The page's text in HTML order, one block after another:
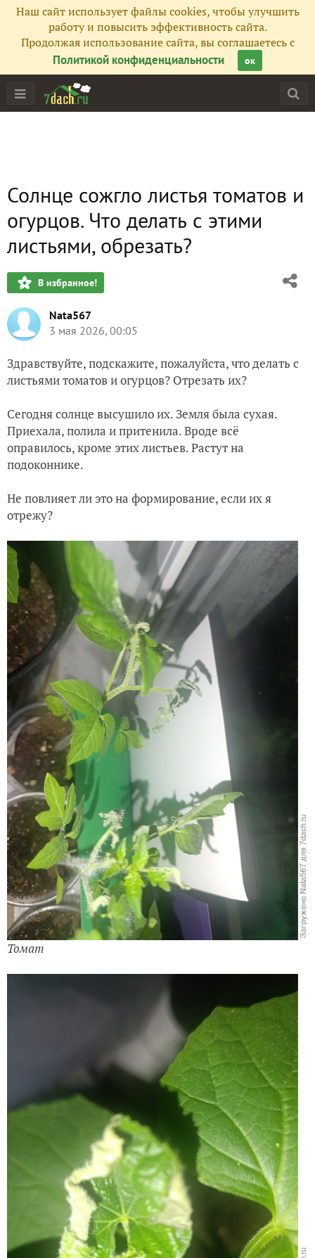
Наш сайт использует файлы cookies, чтобы улучшить
работу и повысить эффективность сайта.
Продолжая использование сайта, вы соглашаетесь с
Политикой конфиденциальности
ок
Солнце сожгло листья томатов и
огурцов. Что делать с этими
листьями, обрезать?
В избранное!
Nata567
3 мая 2026, 00:05
Здравствуйте, подскажите, пожалуйста, что делать с
листьями томатов и огурцов? Отрезать их?
Сегодня солнце высушило их. Земля была сухая.
Приехала, полила и притенила. Вроде всё
оправилось, кроме этих листьев. Растут на
подоконнике.
Не повлияет ли это на формирование, если их я
отрежу?
Томат